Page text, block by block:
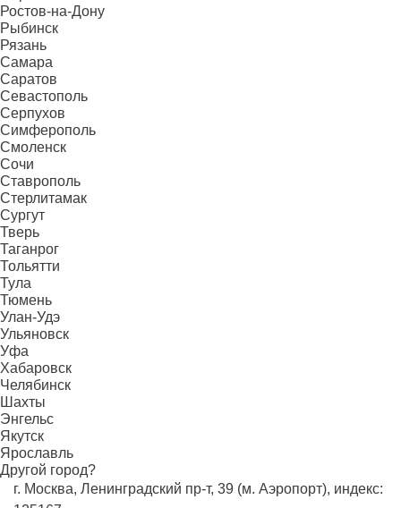
Ростов-на-Дону
Рыбинск
Рязань
Самара
Саратов
Севастополь
Серпухов
Симферополь
Смоленск
Сочи
Ставрополь
Стерлитамак
Сургут
Тверь
Таганрог
Тольятти
Тула
Тюмень
Улан-Удэ
Ульяновск
Уфа
Хабаровск
Челябинск
Шахты
Энгельс
Якутск
Ярославль
Другой город?
г. Москва, Ленинградский пр-т, 39 (м. Аэропорт), индекс: